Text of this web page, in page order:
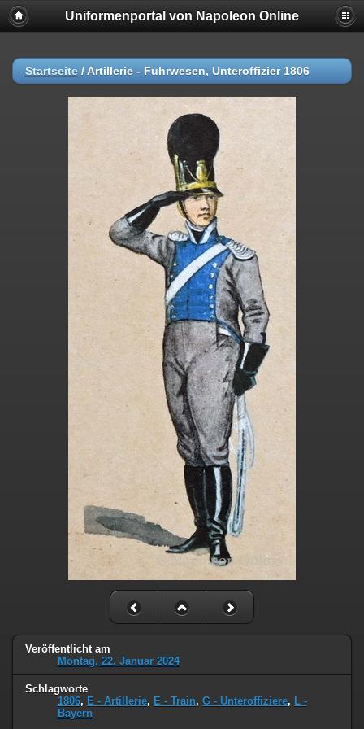
Uniformenportal von Napoleon Online
Startseite / Artillerie - Fuhrwesen, Unteroffizier 1806
Veröffentlicht am
Montag, 22. Januar 2024
Schlagworte
1806, E - Artillerie, E - Train, G - Unteroffiziere, L -
Bayern